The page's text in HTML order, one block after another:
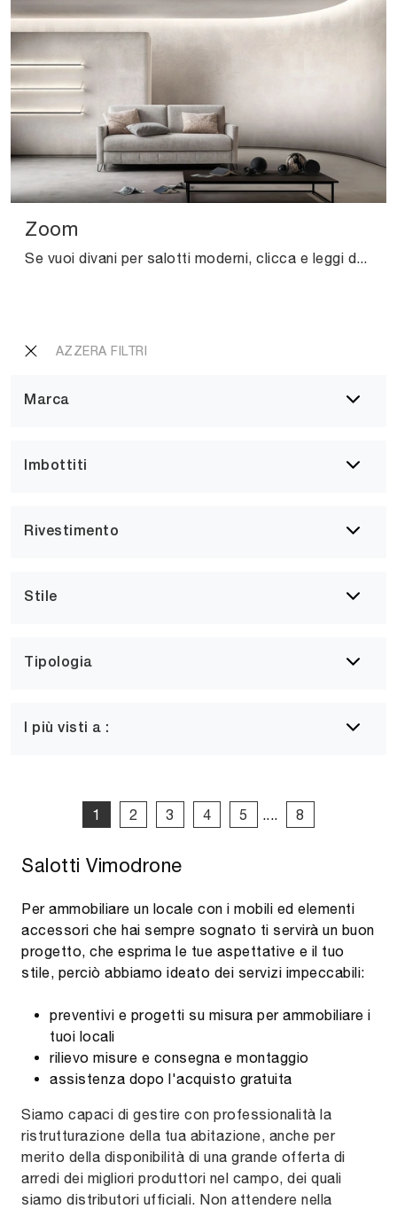
AZZERA FILTRI
Marca
Imbottiti
Rivestimento
Stile
Tipologia
I più visti a :
Zoom
Se vuoi divani per salotti moderni, clicca e leggi di più sul modello Zoom in tessuto della marca Samoa.
1 2 3 4 5 .... 8
Salotti Vimodrone
Per ammobiliare un locale con i mobili ed elementi
accessori che hai sempre sognato ti servirà un buon
progetto, che esprima le tue aspettative e il tuo
stile, perciò abbiamo ideato dei servizi impeccabili:
preventivi e progetti su misura per ammobiliare i
tuoi locali
rilievo misure e consegna e montaggio
assistenza dopo l'acquisto gratuita
Siamo capaci di gestire con professionalità la
ristrutturazione della tua abitazione, anche per
merito della disponibilità di una grande offerta di
arredi dei migliori produttori nel campo, dei quali
siamo distributori ufficiali. Non attendere nella